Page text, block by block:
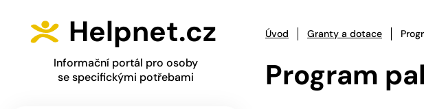
Helpnet.cz
Informační portál pro osoby
se specifickými potřebami
Úvod Granty a dotace
Program